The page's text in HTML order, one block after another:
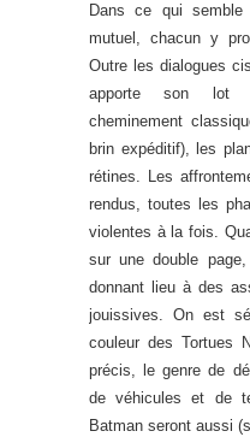
Dans ce qui
mutuel, chacun y
Outre les dialogues
apporte son lot
cheminement
brin expéditif), les
rétines. Les
rendus, toutes les
violentes à la fois.
sur une double
donnant lieu à des
jouissives. On est
couleur des Tortues
précis, le genre de
de véhicules et de
Batman seront aussi